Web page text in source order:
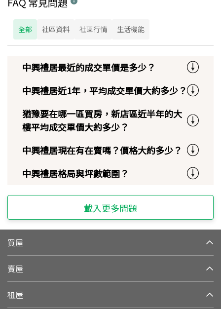
全部 社區資料 社區行情 生活機能
中興禮居最近的成交單價是多少？
中興禮居近1年，平均成交單價大約多少？
猶豫要在哪一區買房，新店區近半年的大
樓平均成交單價大約多少？
中興禮居現在有在賣嗎？價格大約多少？
中興禮居格局與坪數範圍？
載入更多問題
買屋
賣屋
租屋